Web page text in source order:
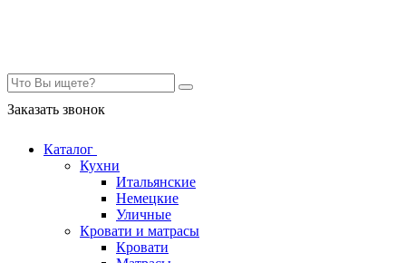
Заказать звонок
Каталог
Кухни
Итальянские
Немецкие
Уличные
Кровати и матрасы
Кровати